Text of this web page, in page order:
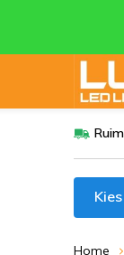
Home